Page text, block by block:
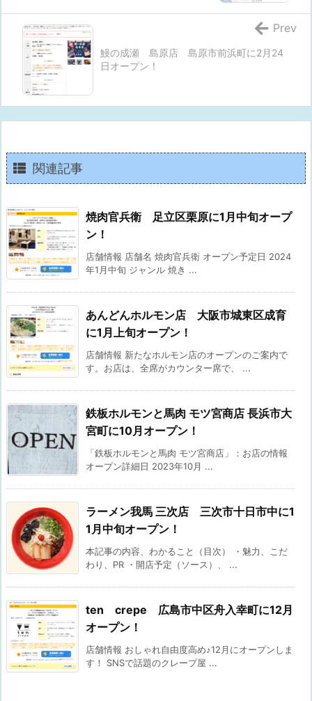
鰻の成瀬 島原店 島原市前浜町に2月24
日オープン！
Prev
関連記事
焼肉官兵衛 足立区栗原に1月中旬オープ
ン！
店舗情報 店舗名 焼肉官兵衛 オープン予定日 2024
年1月中旬 ジャンル 焼き ...
あんどんホルモン店 大阪市城東区成育
に1月上旬オープン！
店舗情報 新たなホルモン店のオープンのご案内で
す。お店は、全席がカウンター席で、 ...
鉄板ホルモンと馬肉 モツ宮商店 長浜市大
宮町に10月オープン！
「鉄板ホルモンと馬肉 モツ宮商店」：お店の情報
オープン詳細日 2023年10月 ...
ラーメン我馬 三次店 三次市十日市中に1
1月中旬オープン！
本記事の内容、わかること（目次） ・魅力、こだ
わり、PR ・開店予定（ソース）、 ...
ten crepe 広島市中区舟入幸町に12月
オープン！
店舗情報 おしゃれ自由度高め♪12月にオープンしま
す！ SNSで話題のクレープ屋 ...